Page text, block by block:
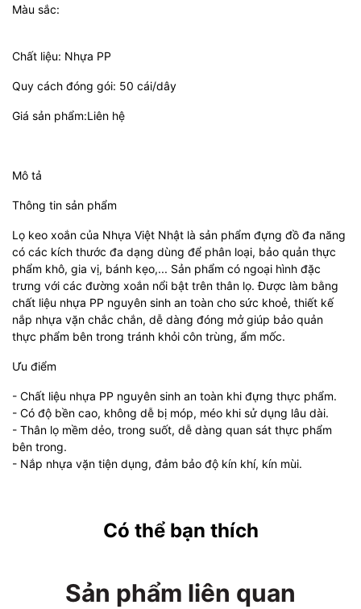
Màu sắc:
Chất liệu: Nhựa PP
Quy cách đóng gói: 50 cái/dây
Giá sản phẩm:Liên hệ
Mô tả
Thông tin sản phẩm
Lọ keo xoắn của Nhựa Việt Nhật là sản phẩm đựng đồ đa năng
có các kích thước đa dạng dùng để phân loại, bảo quản thực
phẩm khô, gia vị, bánh kẹo,... Sản phẩm có ngoại hình đặc
trưng với các đường xoắn nổi bật trên thân lọ. Được làm bằng
chất liệu nhựa PP nguyên sinh an toàn cho sức khoẻ, thiết kế
nắp nhựa vặn chắc chắn, dễ dàng đóng mở giúp bảo quản
thực phẩm bên trong tránh khỏi côn trùng, ẩm mốc.
Ưu điểm
- Chất liệu nhựa PP nguyên sinh an toàn khi đựng thực phẩm.
- Có độ bền cao, không dễ bị móp, méo khi sử dụng lâu dài.
- Thân lọ mềm dẻo, trong suốt, dễ dàng quan sát thực phẩm
bên trong.
- Nắp nhựa vặn tiện dụng, đảm bảo độ kín khí, kín mùi.
Có thể bạn thích
Sản phẩm liên quan